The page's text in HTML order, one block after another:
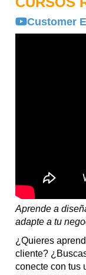
Customer
Aprende a
adapte a tu
¿Quieres
cliente?
conecte con tus